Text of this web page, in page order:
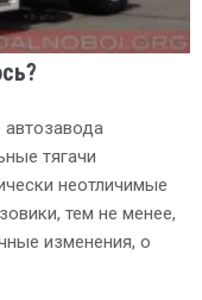
тягачи
неотличимые
тем не менее,
изменения, о